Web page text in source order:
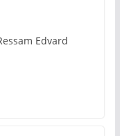
Edvard